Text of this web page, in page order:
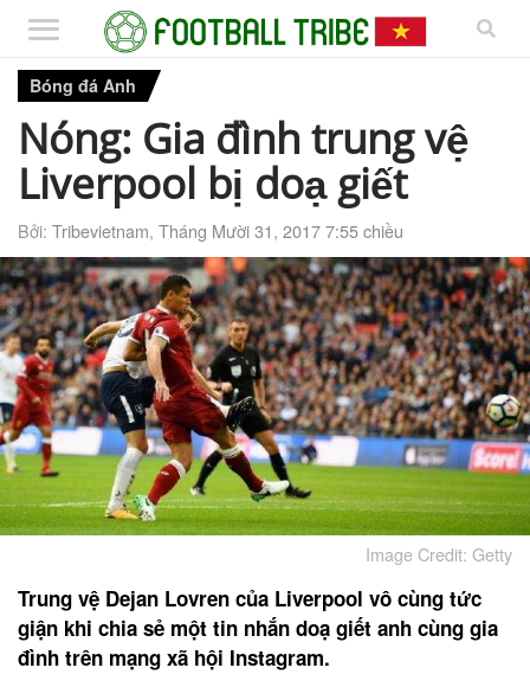
Bóng đá Anh
Nóng: Gia đình trung vệ
Liverpool bị doạ giết
Bởi: Tribevietnam, Tháng Mười 31, 2017 7:55 chiều
Image Credit: Getty
Trung vệ Dejan Lovren của Liverpool vô cùng tức
giận khi chia sẻ một tin nhắn doạ giết anh cùng gia
đình trên mạng xã hội Instagram.